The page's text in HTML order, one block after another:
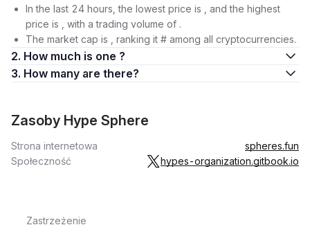
In the last 24 hours, the lowest price is , and the highest
price is , with a trading volume of .
The market cap is , ranking it # among all cryptocurrencies.
2. How much is one ?
3. How many are there?
Zasoby Hype Sphere
Strona internetowa
spheres.fun
Społeczność
hypes-organization.gitbook.io
Zastrzeżenie